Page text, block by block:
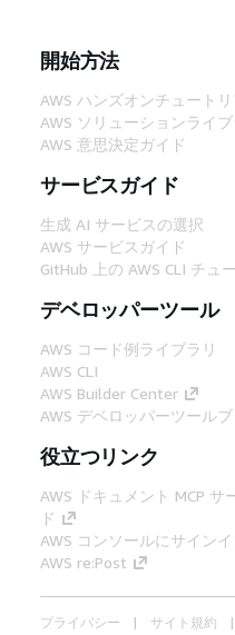
開始方法
AWS ハンズオンチュート
AWS ソリューションライブ
AWS 意思決定ガイド
サービスガイド
生成 AI サービスの選択
AWS サービスガイド
GitHub 上の AWS CLI チュ
デベロッパーツール
AWS コード例ライブラリ
AWS CLI
AWS Builder Center
AWS デベロッパーツール
役立つリンク
AWS ドキュメント MCP サ
ド
AWS コンソールにサイン
AWS re:Post
プライバシー サイト規約